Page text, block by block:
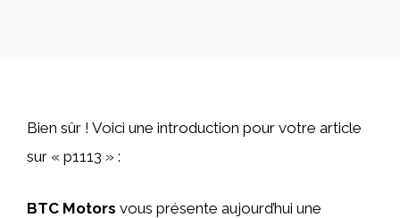
Bien sûr ! Voici une introduction pour votre article
sur « p1113 » :
BTC Motors vous présente aujourd’hui une